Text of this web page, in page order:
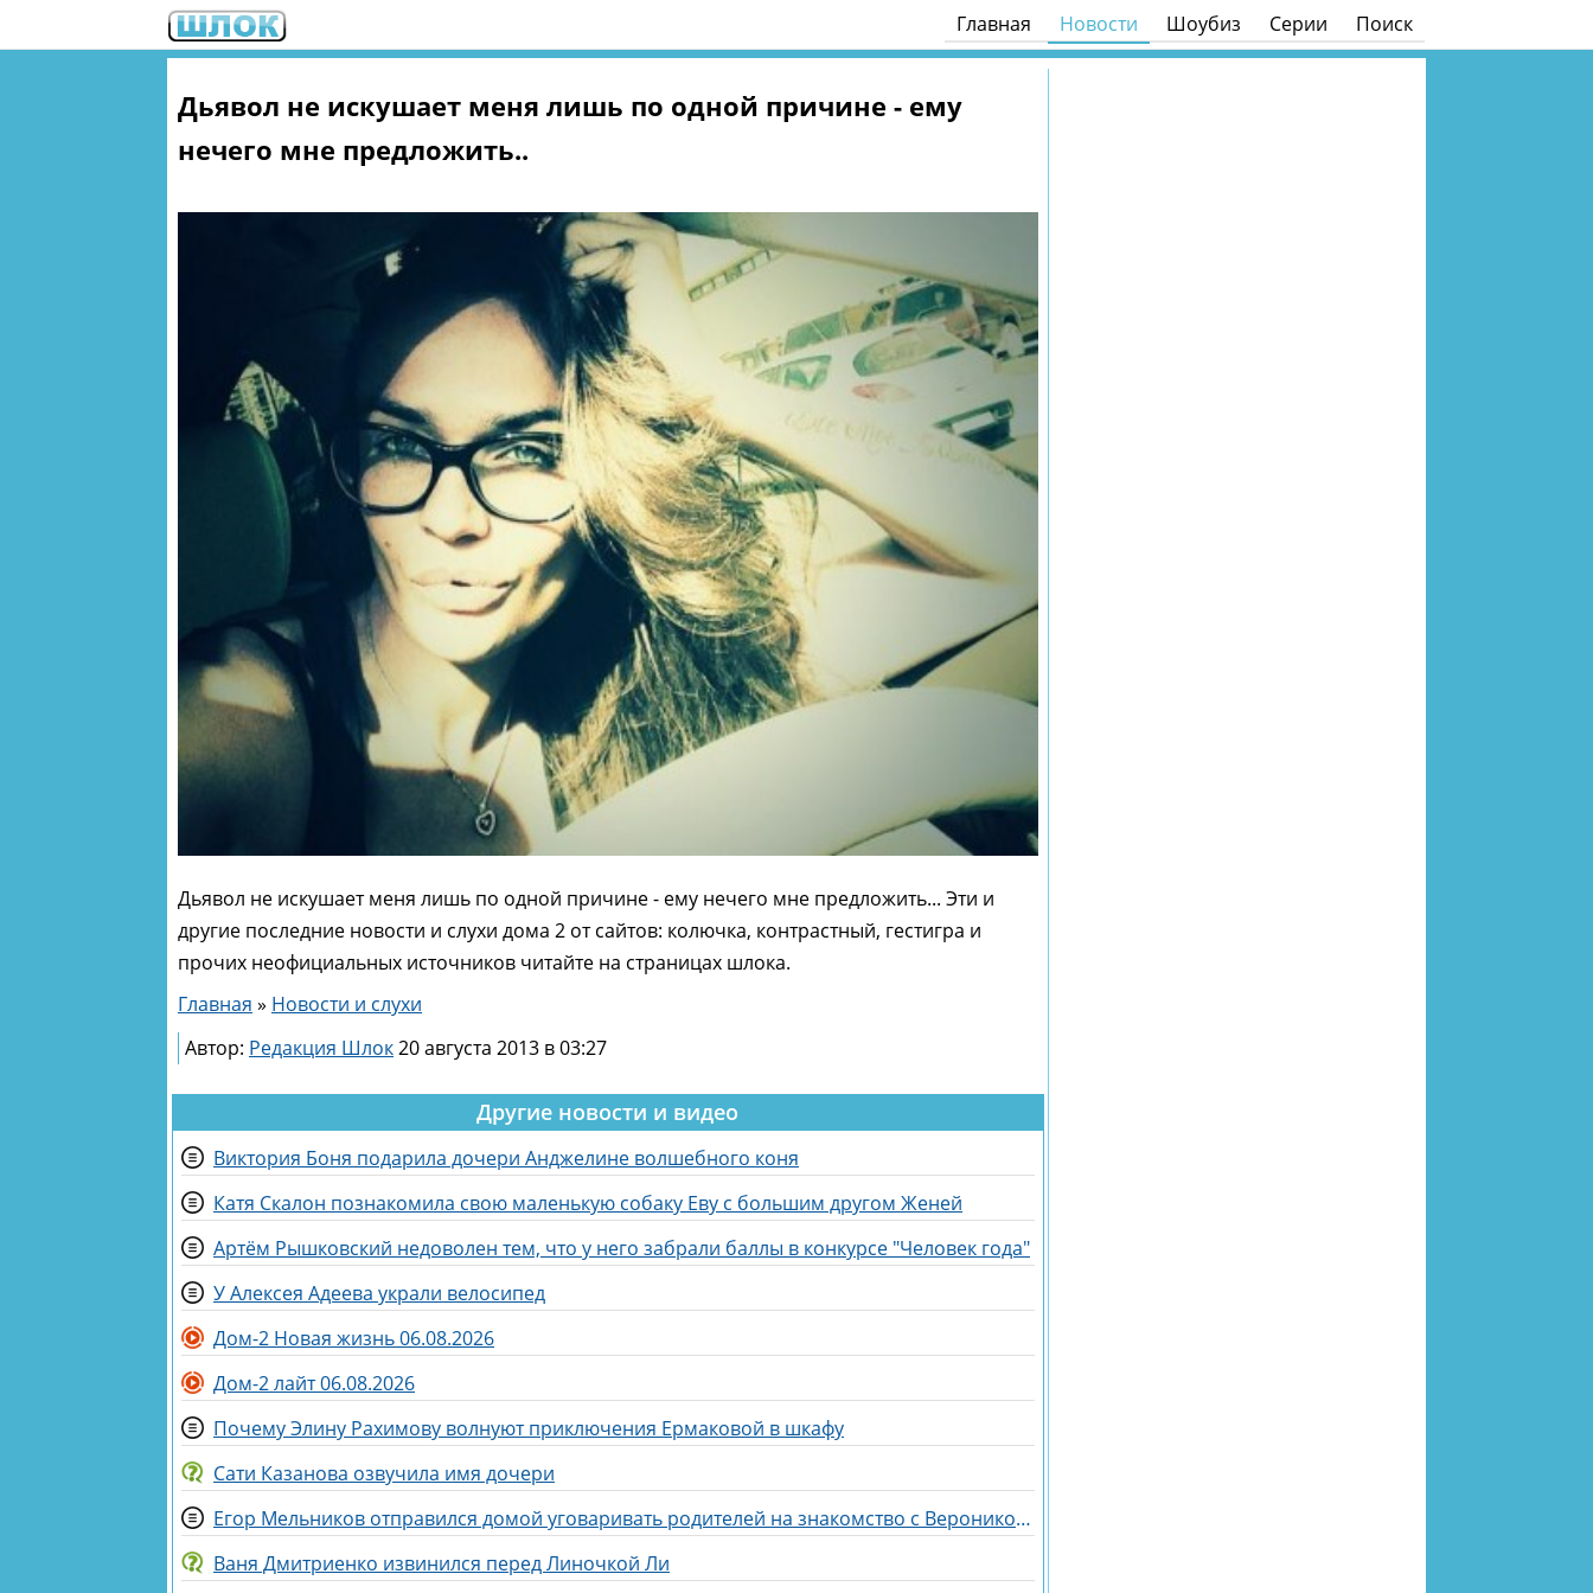
Главная Новости Шоубиз Серии Поиск
Дьявол не искушает меня лишь по одной причине - ему
нечего мне предложить..
Дьявол не искушает меня лишь по одной причине - ему нечего мне предложить... Эти и
другие последние новости и слухи дома 2 от сайтов: колючка, контрастный, гестигра и
прочих неофициальных источников читайте на страницах шлока.
Главная » Новости и слухи
Автор: Редакция Шлок20 августа 2013 в 03:27
Другие новости и видео
Виктория Боня подарила дочери Анджелине волшебного коня
Катя Скалон познакомила свою маленькую собаку Еву с большим другом Женей
Артём Рышковский недоволен тем, что у него забрали баллы в конкурсе "Человек года"
У Алексея Адеева украли велосипед
Дом-2 Новая жизнь 06.08.2026
Дом-2 лайт 06.08.2026
Почему Элину Рахимову волнуют приключения Ермаковой в шкафу
Сати Казанова озвучила имя дочери
Егор Мельников отправился домой уговаривать родителей на знакомство с Вероникой Гракович
Ваня Дмитриенко извинился перед Линочкой Ли